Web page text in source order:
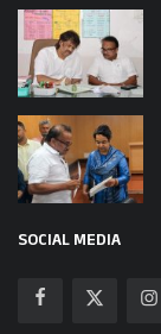
SOCIAL MEDIA